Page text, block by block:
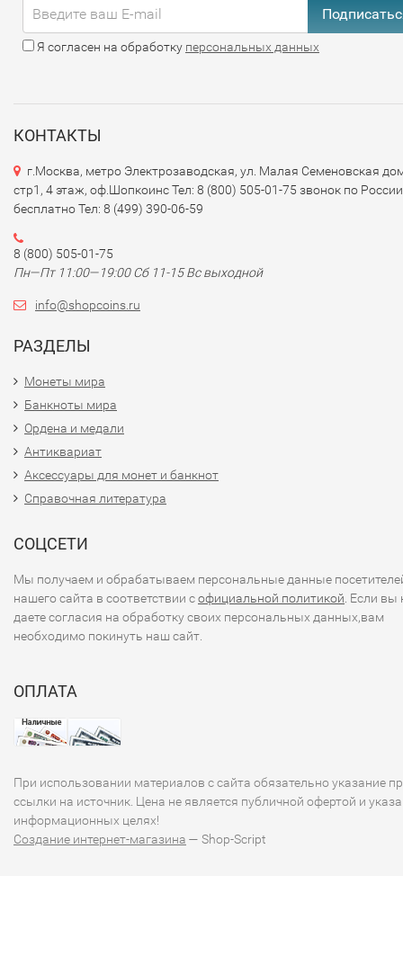
Я согласен на обработку персональных данных
КОНТАКТЫ
г.Москва, метро Электрозаводская, ул. Малая Семеновская
стр1, 4 этаж, оф.Шопкоинс Тел: 8 (800) 505-01-75 звонок по России
бесплатно Тел: 8 (499) 390-06-59
8 (800) 505-01-75
Пн—Пт 11:00—19:00 Сб 11-15 Вс выходной
info@shopcoins.ru
РАЗДЕЛЫ
Монеты мира
Банкноты мира
Ордена и медали
Антиквариат
Аксессуары для монет и банкнот
Справочная литература
СОЦСЕТИ
Мы получаем и обрабатываем персональные данные
нашего сайта в соответствии софициальной политикой . Если вы
даете согласия на обработку своих персональных данных,вам
необходимо покинуть наш сайт.
ОПЛАТА
При использовании материалов с сайта обязательно указание
ссылки на источник. Цена не является публичной офертой и
информационных целях!
Создание интернет-магазина — Shop-Script